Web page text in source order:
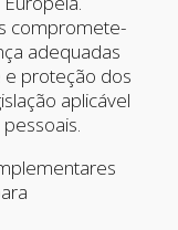
compromete-
adequadas
e proteção dos
aplicável